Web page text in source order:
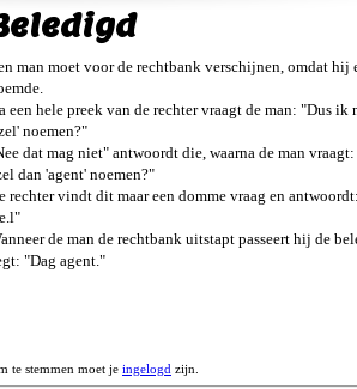
man moet voor de rechtbank verschijnen, omdat hij
een hele preek van de rechter vraagt de man: "Dus ik
noemen?"
dat mag niet" antwoordt die, waarna de man
dan 'agent' noemen?"
rechter vindt dit maar een domme vraag en
de man de rechtbank uitstapt passeert hij de
"Dag agent."
te stemmen moet je ingelogd zijn.